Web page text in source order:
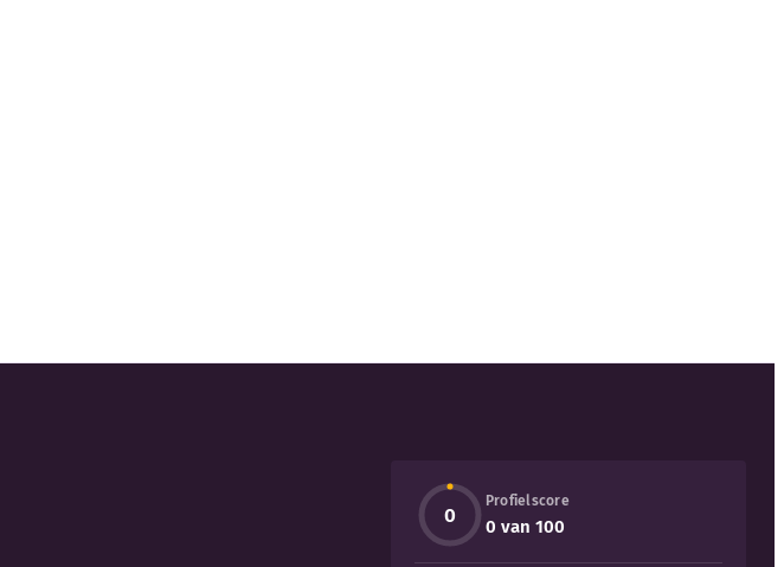
0
Profielscore
0 van 100